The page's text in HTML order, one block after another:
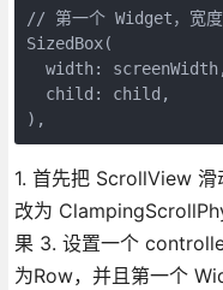
// 第一个 Widget，宽度
SizedBox(
  width: screenWidth,
  child: child,
),
1. 首先把 ScrollView
改为
果 3. 设置一个
为Row，并且第一个